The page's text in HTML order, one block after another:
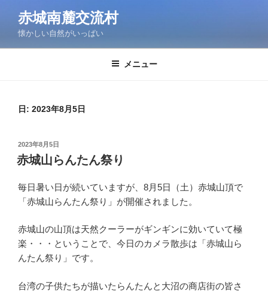
ン
赤城南麓交流村
懐かしい自然がいっぱい
メニュー
日: 2023年8月5日
投
稿
日:
2023年8月5日
赤城山らんたん祭り
毎日暑い日が続いていますが、8月5日（土）赤城山頂で
「赤城山らんたん祭り」が開催されました。
赤城山の山頂は天然クーラーがギンギンに効いていて極
楽・・・ということで、今日のカメラ散歩は「赤城山ら
んたん祭り」です。
台湾の子供たちが描いたらんたんと大沼の商店街の皆さ